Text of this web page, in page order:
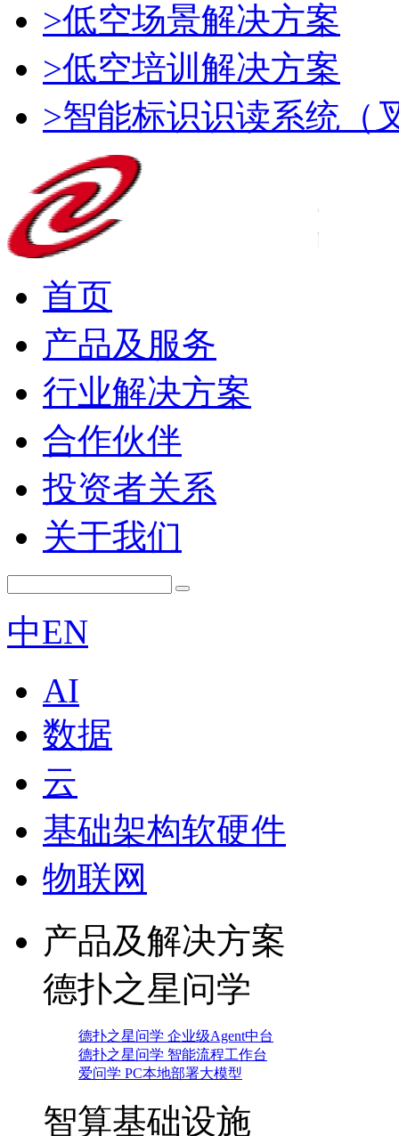
>低空场景解决方案
>低空培训解决方案
>智能标识识读系统（
首页
产品及服务
行业解决方案
合作伙伴
投资者关系
关于我们
中EN
AI
数据
云
基础架构软硬件
物联网
产品及解决方案
德扑之星问学
德扑之星问学 企业级Agent中台
德扑之星问学 智能流程工作台
爱问学 PC本地部署大模型
智算基础设施